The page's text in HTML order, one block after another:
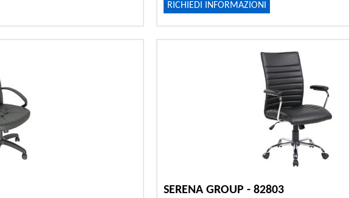
RICHIEDI INFORMAZIONI
SERENA GROUP - 82803